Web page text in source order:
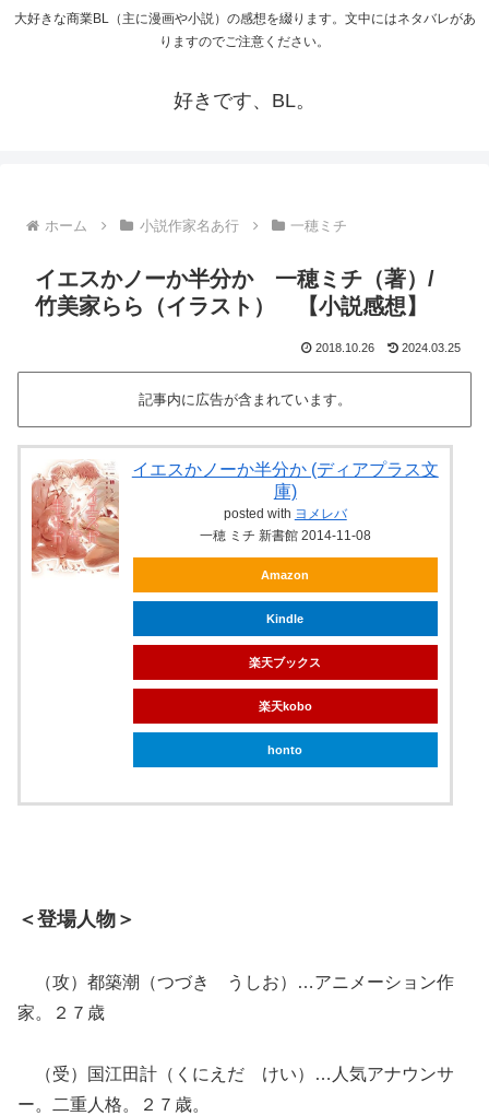
大好きな商業BL（主に漫画や小説）の感想を綴ります。文中にはネタバレがあ
りますのでご注意ください。
好きです、BL。
ホーム 小説作家名あ行 一穂ミチ
イエスかノーか半分か 一穂ミチ（著）/
竹美家らら（イラスト） 【小説感想】
2018.10.26 2024.03.25
記事内に広告が含まれています。
イエスかノーか半分か (ディアプラス文
庫)
posted with ヨメレバ
一穂 ミチ 新書館 2014-11-08
Amazon
Kindle
楽天ブックス
楽天kobo
honto
＜登場人物＞
（攻）都築潮（つづき うしお）…アニメーション作
家。２７歳
（受）国江田計（くにえだ けい）…人気アナウンサ
ー。二重人格。２７歳。